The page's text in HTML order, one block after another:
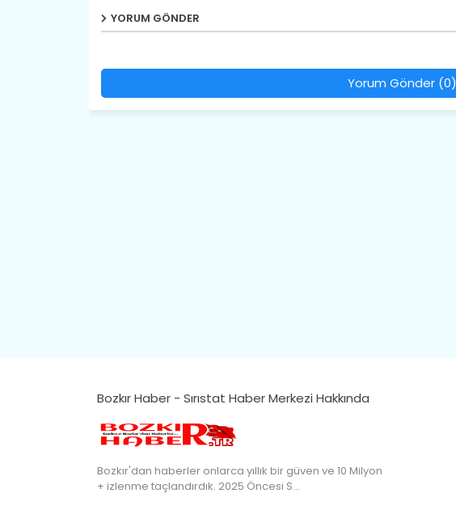
YORUM GÖNDER
Yorum Gönder (0)
Bozkır Haber - Sırıstat Haber Merkezi Hakkında
Bozkır'dan haberler onlarca yıllık bir güven ve 10 Milyon
+ izlenme taçlandırdık. 2025 Öncesi S…